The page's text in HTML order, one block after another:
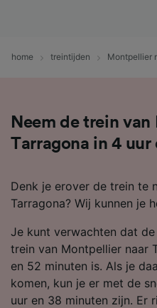
home treintijden Montpellier
Neem de trein
Tarragona in 4 uur
Denk je erover de trein te
Tarragona? Wij kunnen je
Je kunt verwachten dat
trein van Montpellier naar
en 52 minuten is. Als je
komen, kun je er met de
uur en 38 minuten zijn. Er